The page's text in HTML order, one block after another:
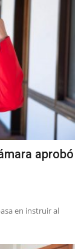
aprobó
en instruir al